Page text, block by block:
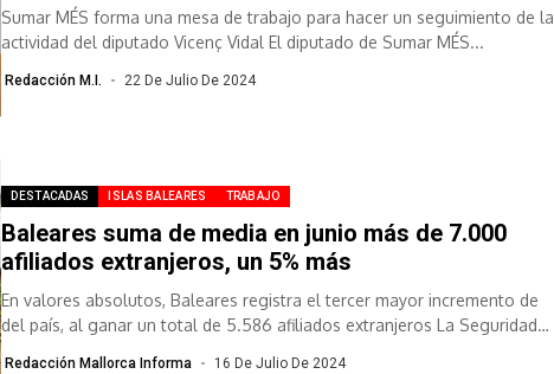
Sumar MÉS forma una mesa de trabajo para hacer un seguimiento de la
actividad del diputado Vicenç Vidal El diputado de Sumar MÉS...
Redacción M.I. 22 De Julio De 2024
DESTACADAS ISLAS BALEARES TRABAJO
Baleares suma de media en junio más de 7.000
afiliados extranjeros, un 5% más
En valores absolutos, Baleares registra el tercer mayor incremento de
del país, al ganar un total de 5.586 afiliados extranjeros La Seguridad
Redacción Mallorca Informa 16 De Julio De 2024